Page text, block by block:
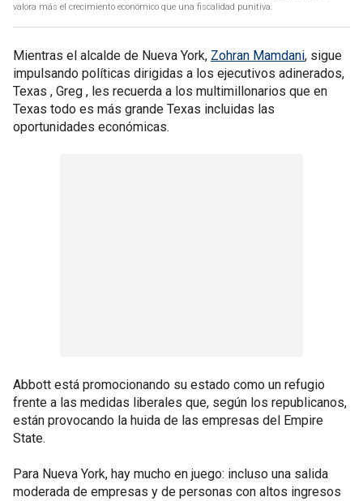
valora más el crecimiento económico que una fiscalidad punitiva.
Mientras el alcalde de Nueva York, Zohran Mamdani, sigue
impulsando políticas dirigidas a los ejecutivos adinerados,
Texas , Greg , les recuerda a los multimillonarios que en
Texas todo es más grande Texas incluidas las
oportunidades económicas.
Abbott está promocionando su estado como un refugio
frente a las medidas liberales que, según los republicanos,
están provocando la huida de las empresas del Empire
State.
Para Nueva York, hay mucho en juego: incluso una salida
moderada de empresas y de personas con altos ingresos